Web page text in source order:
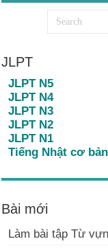
JLPT
JLPT N5
JLPT N4
JLPT N3
JLPT N2
JLPT N1
Tiếng Nhật cơ bản
Bài mới
Làm bài tập Từ